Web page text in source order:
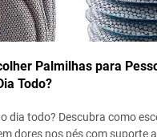
Palmilhas para
Todo?
o dia todo? Descubra como
dores nos pés com suporte